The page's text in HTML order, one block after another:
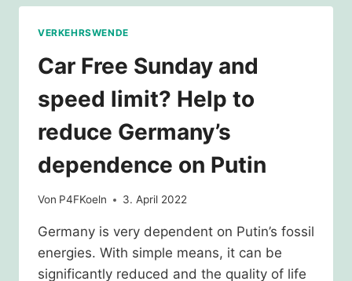
–
VOM
LAND
NRW
VERKEHRSWENDE
Car Free Sunday and
speed limit? Help to
reduce Germany’s
dependence on Putin
Von P4FKoeln 3. April 2022
Germany is very dependent on Putin’s fossil
energies. With simple means, it can be
significantly reduced and the quality of life